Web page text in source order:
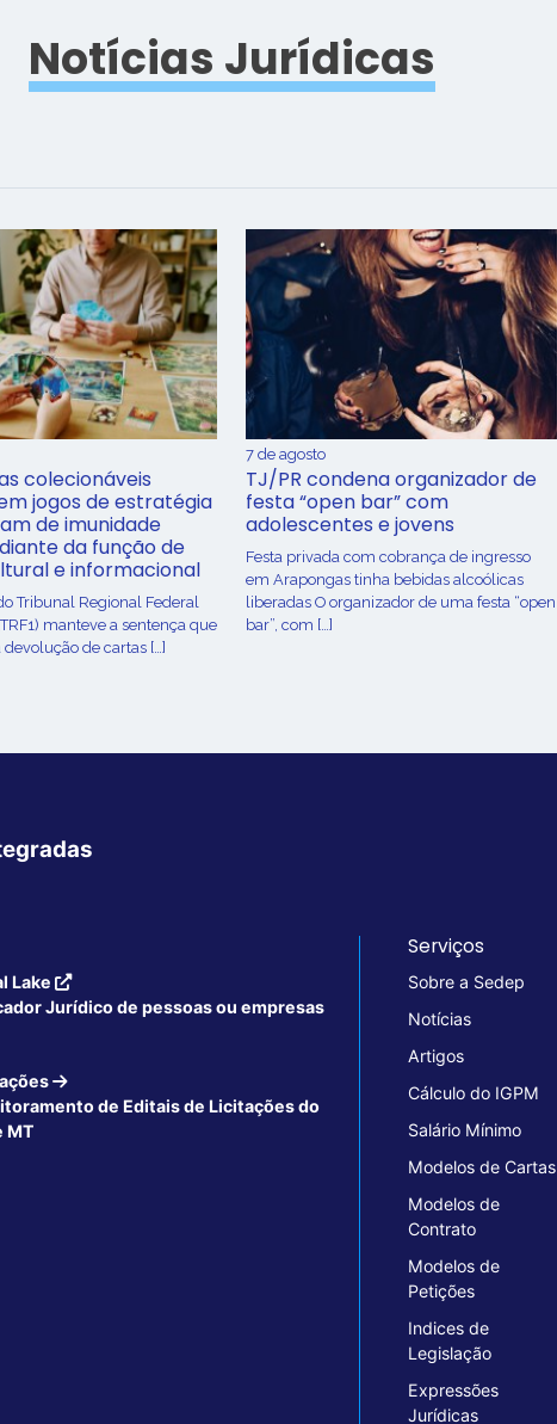
Notícias Jurídicas
colecionáveis
jogos de estratégia
de imunidade
da função de
e informacional
Tribunal Regional Federal
manteve a sentença que
de cartas […]
7 de agosto
TJ/PR condena organizador de
festa “open bar” com
adolescentes e jovens
Festa privada com cobrança de ingresso
em Arapongas tinha bebidas alcoólicas
liberadas O organizador de uma festa “open
bar”, com […]
Lake
Jurídico de pessoas ou empresas
de Editais de Licitações do
MT
Serviços
Sobre a Sedep
Notícias
Artigos
Cálculo do IGPM
Salário Mínimo
Modelos de Cartas
Modelos de
Contrato
Modelos de
Petições
Indices de
Legislação
Expressões
Jurídicas